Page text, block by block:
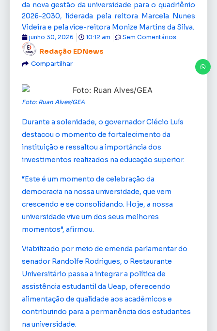
da nova gestão da universidade para o quadriênio
2026-2030, liderada pela reitora Marcela Nunes
Videira e pela vice-reitora Monize Martins da Silva.
Redação EDNews
junho 30, 2026 10:12 am Sem Comentários
Compartilhar
Foto: Ruan Alves/GEA
Durante a solenidade, o governador Clécio Luís
destacou o momento de fortalecimento da
instituição e ressaltou a importância dos
investimentos realizados na educação superior.
“Este é um momento de celebração da
democracia na nossa universidade, que vem
crescendo e se consolidando. Hoje, a nossa
universidade vive um dos seus melhores
momentos”, afirmou.
Viabilizado por meio de emenda parlamentar do
senador Randolfe Rodrigues, o Restaurante
Universitário passa a integrar a política de
assistência estudantil da Ueap, oferecendo
alimentação de qualidade aos acadêmicos e
contribuindo para a permanência dos estudantes
na universidade.